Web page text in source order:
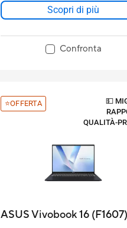
Scopri di più
Confronta
⭐OFFERTA
💵
ASUS Vivobook 16 (F1607)